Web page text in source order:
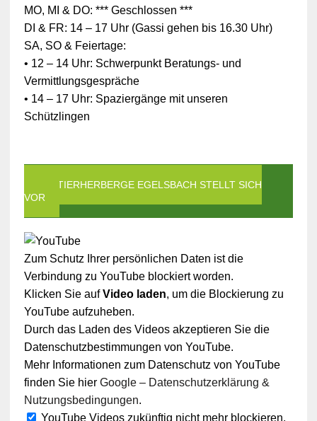
MO, MI & DO: *** Geschlossen ***
DI & FR: 14 – 17 Uhr (Gassi gehen bis 16.30 Uhr)
SA, SO & Feiertage:
• 12 – 14 Uhr: Schwerpunkt Beratungs- und
Vermittlungsgespräche
• 14 – 17 Uhr: Spaziergänge mit unseren
Schützlingen
DIE TIERHERBERGE EGELSBACH STELLT SICH
VOR
Zum Schutz Ihrer persönlichen Daten ist die
Verbindung zu YouTube blockiert worden.
Klicken Sie aufVideo laden, um die Blockierung zu
YouTube aufzuheben.
Durch das Laden des Videos akzeptieren Sie die
Datenschutzbestimmungen von YouTube.
Mehr Informationen zum Datenschutz von YouTube
finden Sie hier Google – Datenschutzerklärung &
Nutzungsbedingungen.
YouTube Videos zukünftig nicht mehr blockieren.